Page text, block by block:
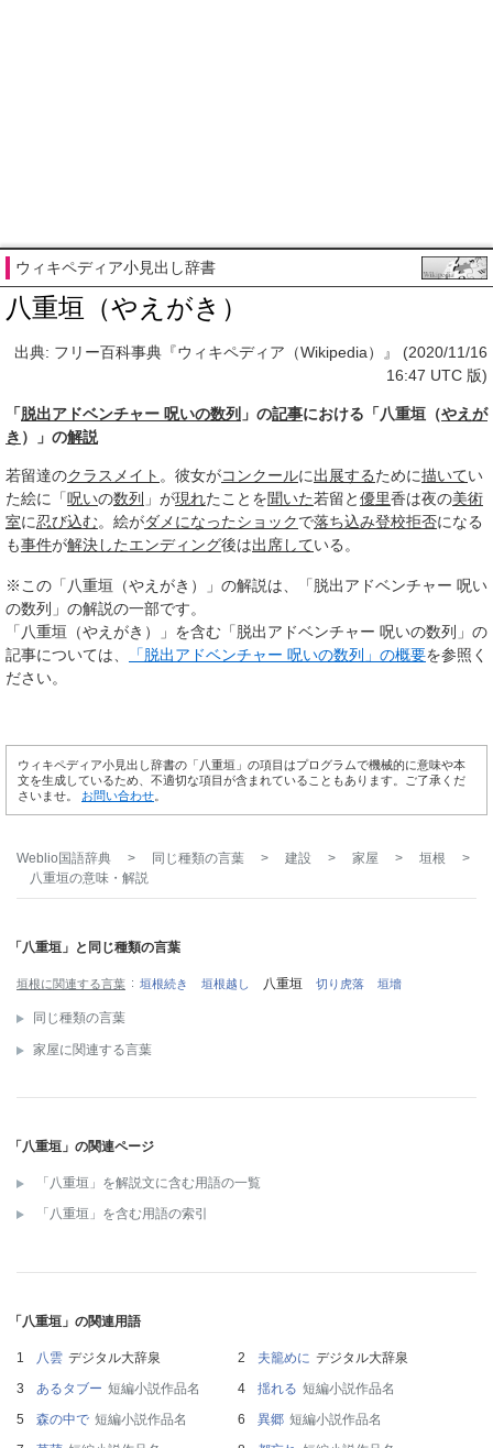
ウィキペディア小見出し辞書
八重垣（やえがき）
出典: フリー百科事典『ウィキペディア（Wikipedia）』 (2020/11/16
16:47 UTC 版)
「脱出アドベンチャー 呪いの数列 」の記事における「八重垣（やえが
き ）」の解説
若留達のクラスメイト 。彼女がコンクールに出展するために描いてい
た絵に「呪いの数列 」が現れたことを聞いた若留と優里香は夜の美術
室に忍び込む。絵がダメになったショックで落ち込み登校拒否になる
も事件が解決したエンディング後は出席している。
※この「八重垣（やえがき）」の解説は、「脱出アドベンチャー 呪い
の数列」の解説の一部です。
「八重垣（やえがき）」を含む「脱出アドベンチャー 呪いの数列」の
記事については、
「脱出アドベンチャー 呪いの数列」の概要を参照く
ださい。
ウィキペディア小見出し辞書の「八重垣」の項目はプログラムで機械的に意味や本
文を生成しているため、不適切な項目が含まれていることもあります。ご了承くだ
さいませ。 お問い合わせ
Weblio国語辞典 > 同じ種類の言葉 > 建設 > 家屋 > 垣根
>
八重垣の意味・解説
「八重垣」と同じ種類の言葉
垣根に関連する言葉 垣根続き 垣根越し 八重垣 切り虎落 垣墻
同じ種類の言葉
家屋に関連する言葉
「八重垣」の関連ページ
「八重垣」を解説文に含む用語の一覧
「八重垣」を含む用語の索引
「八重垣」の関連用語
八雲 デジタル大辞泉 夫籠めに デジタル大辞泉
あるタブー 短編小説作品名 揺れる 短編小説作品名
森の中で 短編小説作品名 異郷 短編小説作品名